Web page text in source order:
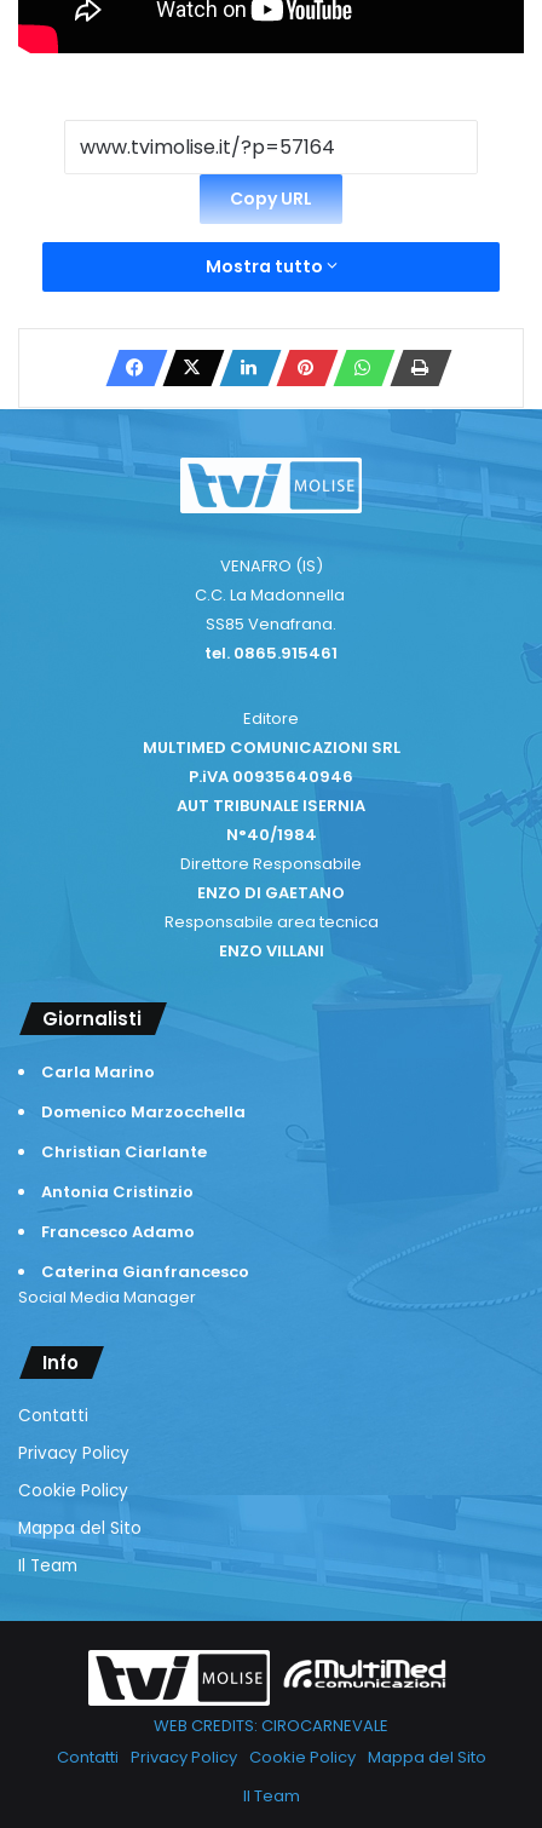
Copy URL
Mostra tutto
VENAFRO (IS)
C.C. La Madonnella
SS85 Venafrana.
tel. 0865.915461
Editore
MULTIMED COMUNICAZIONI SRL
P.iVA 00935640946
AUT TRIBUNALE ISERNIA
N°40/1984
Direttore Responsabile
ENZO DI GAETANO
Responsabile area tecnica
ENZO VILLANI
Giornalisti
Carla Marino
Domenico Marzocchella
Christian Ciarlante
Antonia Cristinzio
Francesco Adamo
Caterina Gianfrancesco
Social Media Manager
Info
Contatti
Privacy Policy
Cookie Policy
Mappa del Sito
Il Team
WEB CREDITS: CIROCARNEVALE
Contatti Privacy Policy Cookie Policy Mappa del Sito
Il Team